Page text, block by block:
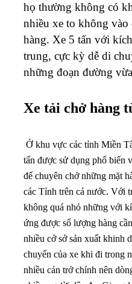
họ thường không có
nhiều xe to không vào
hàng. Xe 5 tấn với
trung, cực kỳ dễ di
những đoạn đường
Xe tải chở hàng
Ở khu vực các tỉnh Miền
tấn được sử dụng phổ biến
để chuyên chở những mặt
các Tỉnh trên cả nước. Với
không quá nhỏ những với
ứng được số lượng hàng
nhiều cở sở sản xuất khinh
chuyển của xe khi đi trong
nhiều cản trở chính nên